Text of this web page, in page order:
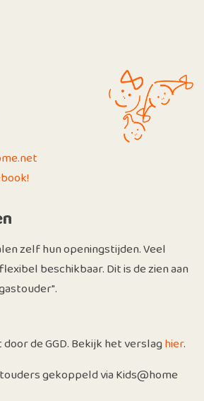
zelf hun openingstijden. Veel
beschikbaar. Dit is de zien aan
de GGD. Bekijk het verslaghier.
gekoppeld via Kids@home